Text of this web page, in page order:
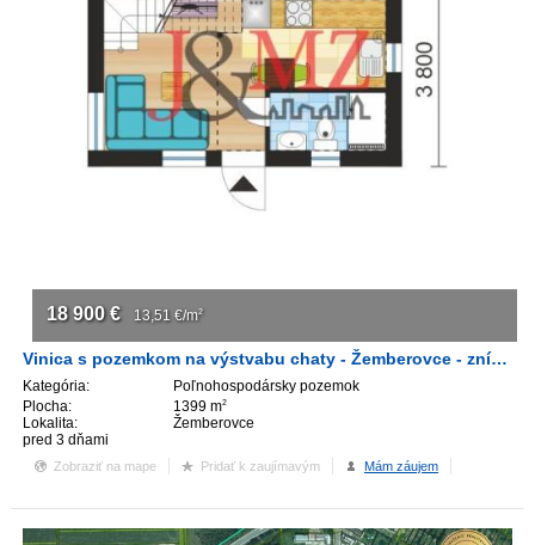
CENNÍK REALITNEJ INZERCIE
ZVÝRAZNENIE REALITNÝCH INZERÁTOV
KONTAKT
Vinica s pozemkom na výstvabu chaty - Žemberovce - znížená cena
Kategória:
Poľnohospodársky pozemok
Plocha:
1399 m2
Lokalita:
Žemberovce
pred 3 dňami
18 900 € 13,51 €/m2
Zobraziť na mape Pridať k zaujímavým Mám záujem